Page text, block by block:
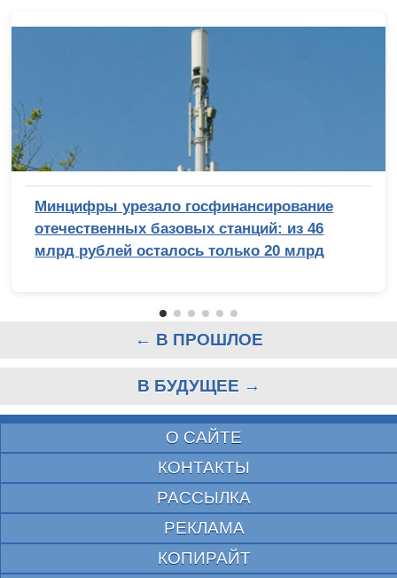
Минцифры урезало госфинансирование
отечественных базовых станций: из 46
млрд рублей осталось только 20 млрд
← В ПРОШЛОЕ
В БУДУЩЕЕ →
О САЙТЕ
КОНТАКТЫ
РАССЫЛКА
РЕКЛАМА
КОПИРАЙТ